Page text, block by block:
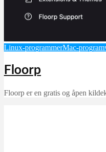
Linux-programmerMac-
Floorp
Floorp er en gratis og åpen